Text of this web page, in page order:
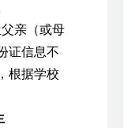
亲（或母
证信息不
根据学校